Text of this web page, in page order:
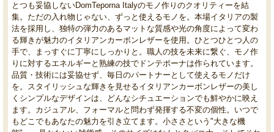
とつも妥協しないDomTeporna Italyのモノ作りのクオリティーを結
集。ただの入れ物じゃない、ずっと使えるモノを。本場イタリアの製
法を採用し、独特の弾力のあるマットな質感や光の角度によって変わ
る輝きが魅力のイタリアンカーボンレザーを使用。ひとつひとつ人の
手で、まっすぐに丁寧にしっかりと。職人の技を未来に繋ぐ、モノ作
りに対するエネルギーと熟練の技でドンテポーナは作られています。
品質・技術には妥協せず、毎日のパートナーとして使えるモノだけ
を。スタイリッシュな輝きを見せるイタリアンカーボンレザーの美し
くシンプルなデザインは、どんなシチュエーションでも鮮やかに映え
ます。カジュアル、フォーマルと問わず発揮する不変の個性。いつで
もどこでもあなたの魅力を引き立てます。小ささという"大きな機